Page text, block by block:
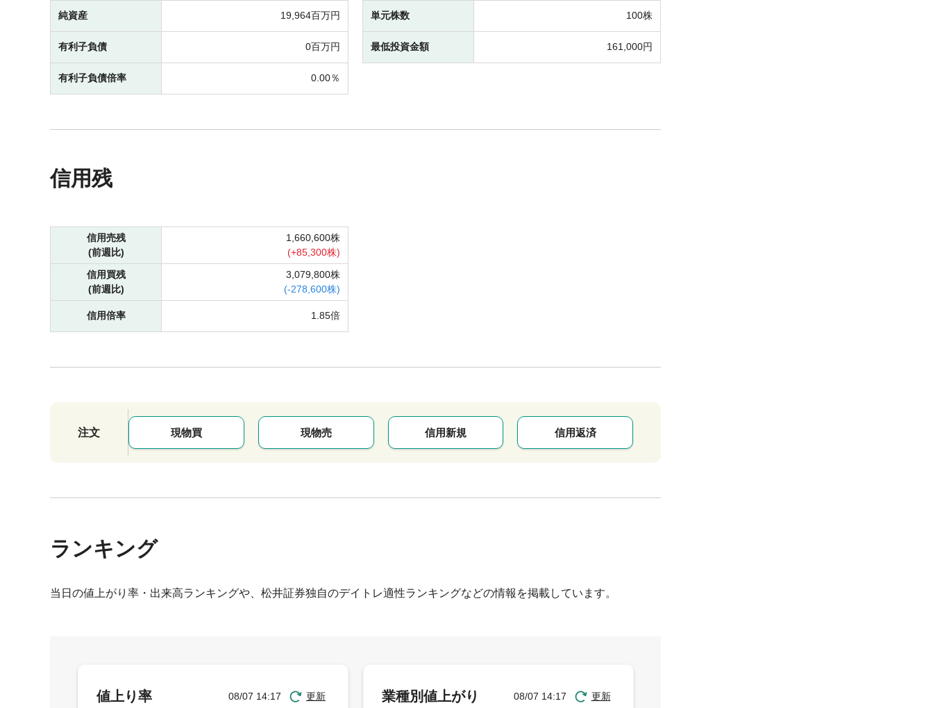
純資産 19,964百万円
有利子負債 0百万円
有利子負債倍率 0.00％
単元株数 100株
最低投資金額 161,000円
信用残
信用売残
(前週比)
1,660,600株
(+85,300株)
信用買残
(前週比)
3,079,800株
(-278,600株)
信用倍率 1.85倍
注文 現物買 現物売 信用新規 信用返済
ランキング
当日の値上がり率・出来高ランキングや、松井証券独自のデイトレ適性ランキングなどの情報を掲載しています。